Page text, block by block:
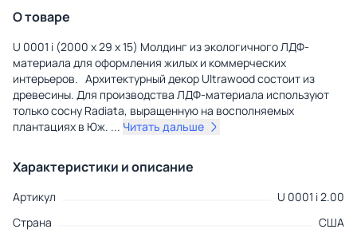
О товаре
U 0001 i (2000 х 29 х 15) Молдинг из экологичного ЛДФ-
материала для оформления жилых и коммерческих
интерьеров. Архитектурный декор Ultrawood состоит из
древесины. Для производства ЛДФ-материала используют
только сосну Radiatа, выращенную на восполняемых
плантациях в Юж. ... Читать дальше
Характеристики и описание
Артикул
U 0001 i 2.00
Страна
США